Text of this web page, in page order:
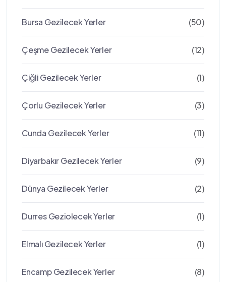
Bursa Gezilecek Yerler (50)
Çeşme Gezilecek Yerler (12)
Çiğli Gezilecek Yerler (1)
Çorlu Gezilecek Yerler (3)
Cunda Gezilecek Yerler (11)
Diyarbakır Gezilecek Yerler (9)
Dünya Gezilecek Yerler (2)
Durres Geziolecek Yerler (1)
Elmalı Gezilecek Yerler (1)
Encamp Gezilecek Yerler (8)